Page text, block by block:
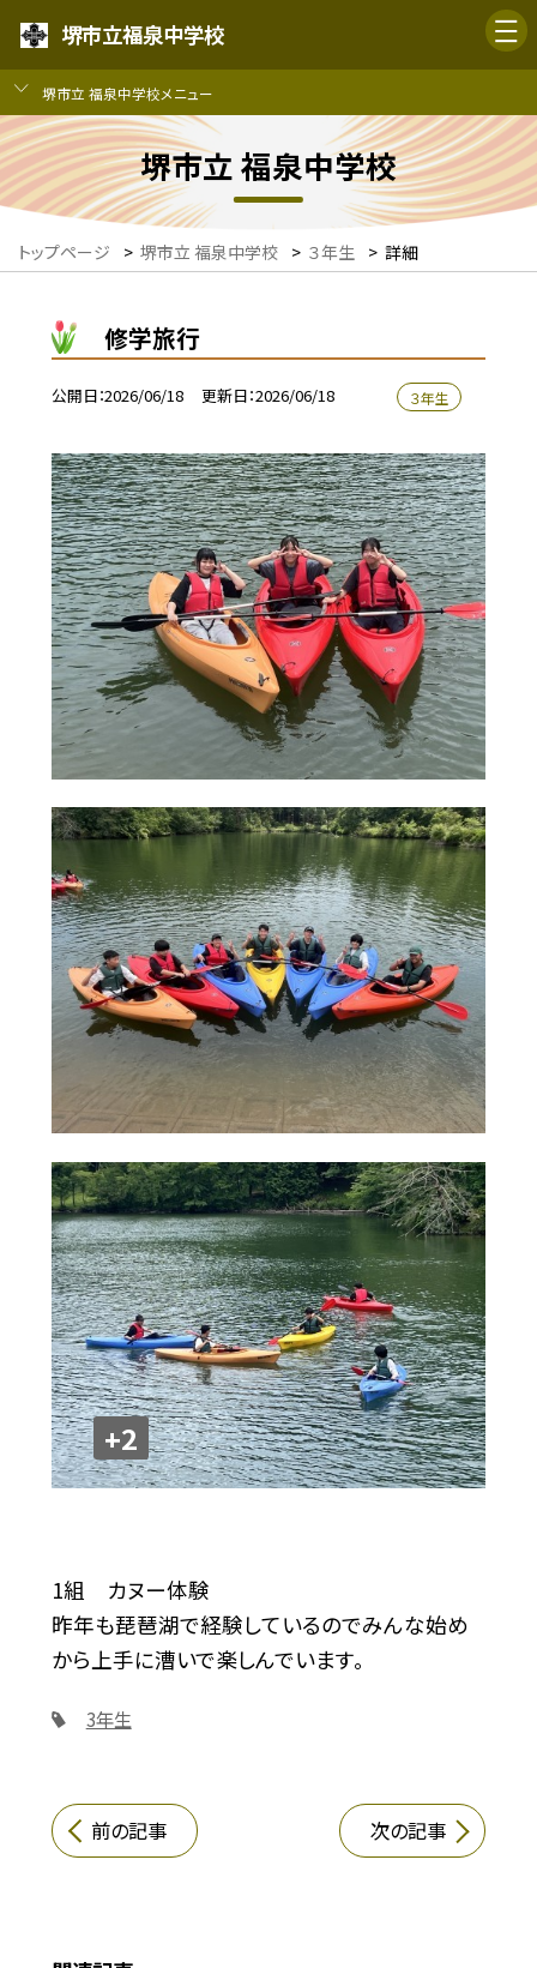
堺市立福泉中学校
堺市立 福泉中学校メニュー
堺市立 福泉中学校
トップページ > 堺市立 福泉中学校 > ３年生 > 詳細
修学旅行
公開日 2026/06/18 更新日 2026/06/18 ３年生
+2
1組 カヌー体験
昨年も琵琶湖で経験しているのでみんな始め
から上手に漕いで楽しんでいます。
3年生
前の記事 次の記事